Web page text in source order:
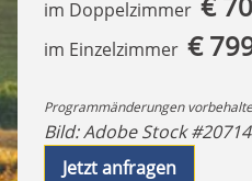
im Doppelzimmer
im Einzelzimmer €
Programmänderungen
Bild: Adobe Stock
Jetzt anfragen